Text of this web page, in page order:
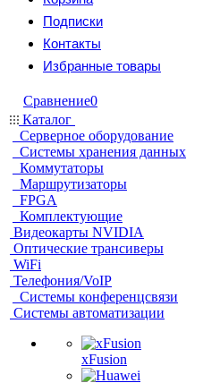
Подписки
Контакты
Избранные товары
Сравнение0
Каталог
Серверное оборудование
Системы хранения данных
Коммутаторы
Маршрутизаторы
FPGA
Комплектующие
Видеокарты NVIDIA
Оптические трансиверы
WiFi
Телефония/VoIP
Системы конференцсвязи
Системы автоматизации
xFusion